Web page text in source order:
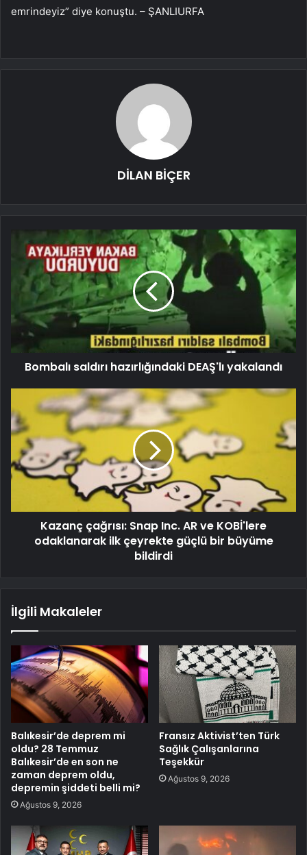
emrindeyiz” diye konuştu. – ŞANLIURFA
DİLAN BİÇER
Bombalı saldırı hazırlığındaki DEAŞ'lı yakalandı
Kazanç çağrısı: Snap Inc. AR ve KOBİ'lere
odaklanarak ilk çeyrekte güçlü bir büyüme
bildirdi
İlgili Makaleler
Balıkesir’de deprem mi
oldu? 28 Temmuz
Balıkesir’de en son ne
zaman deprem oldu,
depremin şiddeti belli mi?
Ağustos 9, 2026
Fransız Aktivist’ten Türk
Sağlık Çalışanlarına
Teşekkür
Ağustos 9, 2026